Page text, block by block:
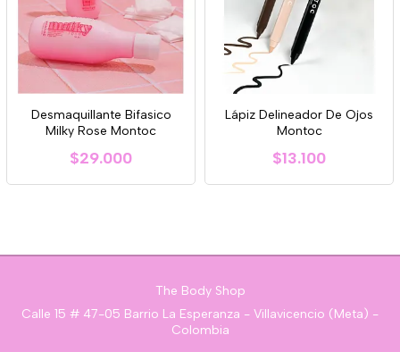
Desmaquillante Bifasico
Milky Rose Montoc
$29.000
Lápiz Delineador De Ojos
Montoc
$13.100
The Body Shop
Calle 15 # 47-05 Barrio La Esperanza - Villavicencio (Meta) -
Colombia